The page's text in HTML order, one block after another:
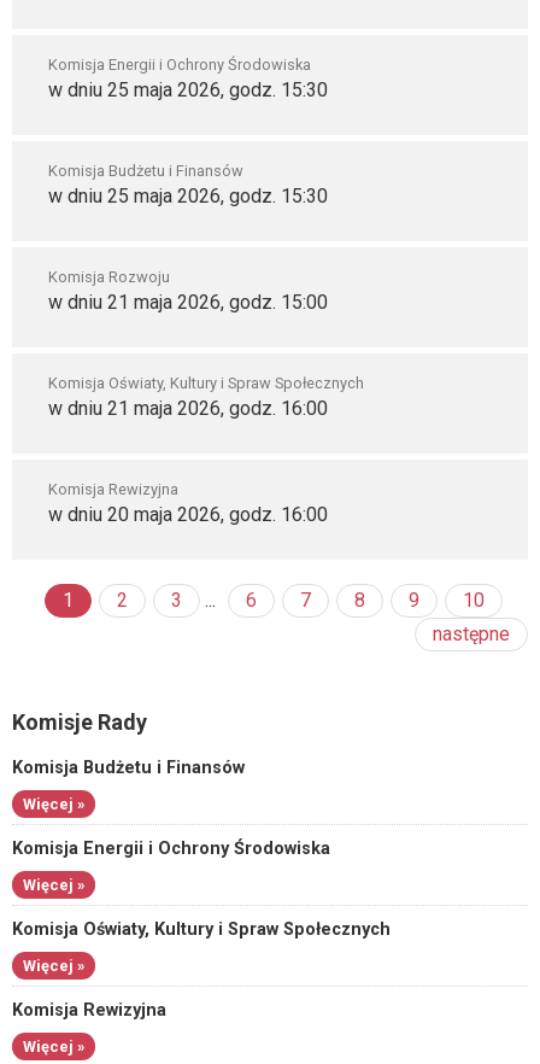
Komisja Energii i Ochrony Środowiska
w dniu 25 maja 2026, godz. 15:30
Komisja Budżetu i Finansów
w dniu 25 maja 2026, godz. 15:30
Komisja Rozwoju
w dniu 21 maja 2026, godz. 15:00
Komisja Oświaty, Kultury i Spraw Społecznych
w dniu 21 maja 2026, godz. 16:00
Komisja Rewizyjna
w dniu 20 maja 2026, godz. 16:00
1 2 3 ... 6 7 8 9
10
następne
Komisje Rady
Komisja Budżetu i Finansów
Więcej »
Komisja Energii i Ochrony Środowiska
Więcej »
Komisja Oświaty, Kultury i Spraw Społecznych
Więcej »
Komisja Rewizyjna
Więcej »